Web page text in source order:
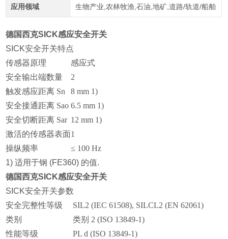
应用领域 生物产业,农林牧渔,石油,地矿,道路/轨道/船舶
德国西克SICK感应安全开关
SICK安全开关特点
传感器原理
感应式
安全输出端数量
2
触发感应距离 Sn
8 mm 1)
安全接通距离 Sao 6.5 mm 1)
安全切断距离 Sar 12 mm 1)
激活的传感器表面1
操纵频率
≤ 100 Hz
1) 适用于钢 (FE360) 的值.
德国西克SICK感应安全开关
SICK安全开关参数
安全完整性等级
SIL2 (IEC 61508), SILCL2 (EN 62061)
类别
类别 2 (ISO 13849-1)
性能等级
PL d (ISO 13849-1)